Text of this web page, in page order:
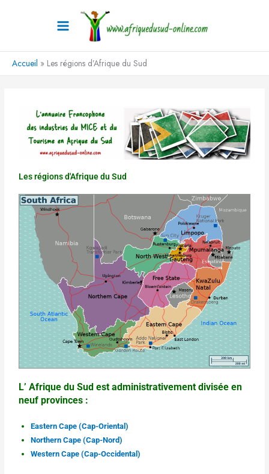
Accueil Les régions d’Afrique du Sud
Les régions d'Afrique du Sud
L’ Afrique du Sud est administrativement divisée en
neuf provinces :
Eastern Cape (Cap-Oriental)
Northern Cape (Cap-Nord)
Western Cape (Cap-Occidental)